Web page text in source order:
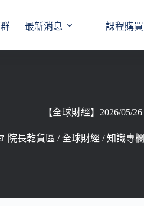
最新消息 課程購買
【全球財經】2026/05/26
院長乾貨區 /全球財經 /知識專欄